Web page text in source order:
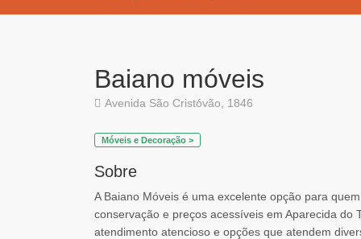
Baiano móveis
Avenida São Cristóvão, 1846
Móveis e Decoração >
Sobre
A Baiano Móveis é uma excelente opção para
conservação e preços acessíveis em Aparecida do
atendimento atencioso e opções que atendem